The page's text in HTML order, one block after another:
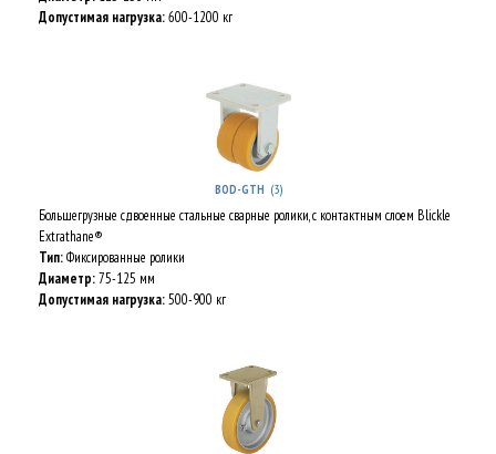
Допустимая нагрузка:600-1200 кг
BOD-GTH (3)
Большегрузные сдвоенные стальные сварные ролики, с контактным слоем Blickle
Extrathane®
Тип:Фиксированные ролики
Диаметр:75-125 мм
Допустимая нагрузка:500-900 кг